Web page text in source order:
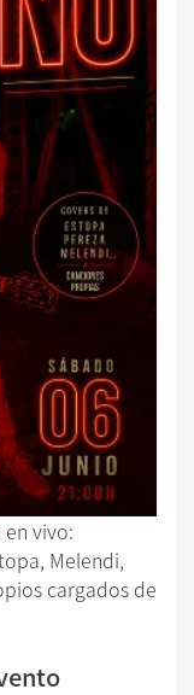
vivo:
Melendi,
cargados de